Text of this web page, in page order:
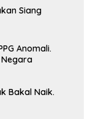
Siang
Anomali.
Negara
Bakal Naik.